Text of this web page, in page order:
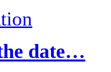
date…